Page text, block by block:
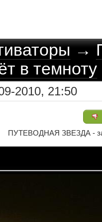
→
в темноту
2010, 21:50
ПУТЕВОДНАЯ ЗВЕЗДА -